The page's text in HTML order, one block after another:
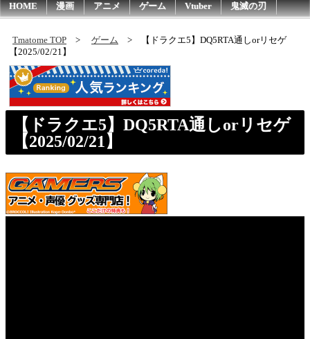
HOME 漫画 アニメ ゲーム Vtuber 鬼滅の刃
Tmatome TOP ゲーム
【ドラクエ5】DQ5RTA通しorリセゲ
【2025/02/21】
【ドラクエ5】DQ5RTA通しorリセゲ
【2025/02/21】